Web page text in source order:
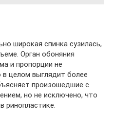
широкая спинка сузилась,
Орган обоняния
и пропорции не
в целом выглядит более
произошедшие с
но не исключено, что
ринопластике.